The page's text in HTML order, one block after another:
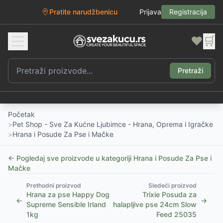
Pratite narudžbenicu Prijava Registracija
❤️ 🛒
Pretraži
Početak
>Pet Shop - Sve Za Kućne Ljubimce - Hrana, Oprema i Igračke
>Hrana i Posude Za Pse i Mačke
← Pogledaj sve proizvode u kategoriji Hrana i Posude Za Pse i
Mačke
←
Prethodni proizvod
Hrana za pse Happy Dog
Supreme Sensible Irland
1kg
Sledeći proizvod
Trixie Posuda za
halapljive pse 24cm Slow
Feed 25035
→